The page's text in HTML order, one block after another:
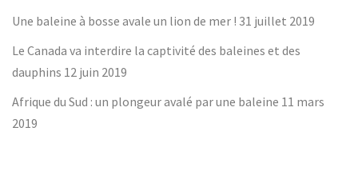
Une baleine à bosse avale un lion de mer ! 31 juillet 2019
Le Canada va interdire la captivité des baleines et des
dauphins 12 juin 2019
Afrique du Sud : un plongeur avalé par une baleine 11 mars
2019